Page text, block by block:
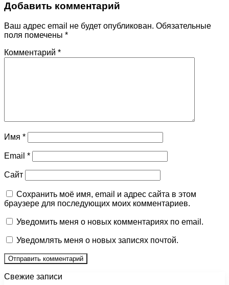
Добавить комментарий
Ваш адрес email не будет опубликован. Обязательные
поля помечены *
Комментарий *
Имя *
Email *
Сайт
Сохранить моё имя, email и адрес сайта в этом
браузере для последующих моих комментариев.
Уведомить меня о новых комментариях по email.
Уведомлять меня о новых записях почтой.
Свежие записи